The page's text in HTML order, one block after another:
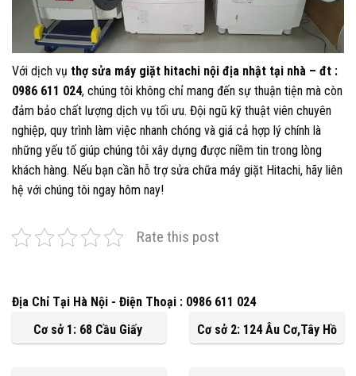
Với dịch vụ thợ sửa máy giặt hitachi nội địa nhật tại nhà – đt :
0986 611 024, chúng tôi không chỉ mang đến sự thuận tiện mà còn
đảm bảo chất lượng dịch vụ tối ưu. Đội ngũ kỹ thuật viên chuyên
nghiệp, quy trình làm việc nhanh chóng và giá cả hợp lý chính là
những yếu tố giúp chúng tôi xây dựng được niềm tin trong lòng
khách hàng. Nếu bạn cần hỗ trợ sửa chữa máy giặt Hitachi, hãy liên
hệ với chúng tôi ngay hôm nay!
Rate this post
Địa Chỉ Tại Hà Nội - Điện Thoại : 0986 611 024
Cơ sở 1: 68 Cầu Giấy
Cơ sở 2: 124 Âu Cơ,Tây Hồ